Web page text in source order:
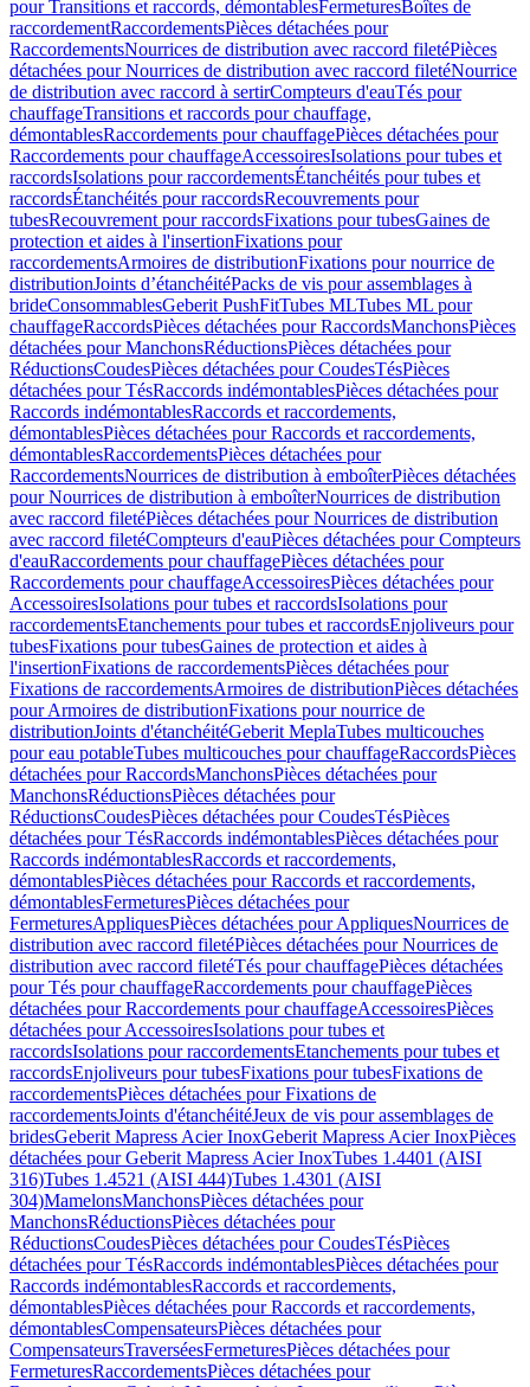
pour Transitions et raccords, démontablesFermeturesBoîtes de
raccordementRaccordementsPièces détachées pour
RaccordementsNourrices de distribution avec raccord filetéPièces
détachées pour Nourrices de distribution avec raccord filetéNourrice
de distribution avec raccord à sertirCompteurs d'eauTés pour
chauffageTransitions et raccords pour chauffage,
démontablesRaccordements pour chauffagePièces détachées pour
Raccordements pour chauffageAccessoiresIsolations pour tubes et
raccordsIsolations pour raccordementsÉtanchéités pour tubes et
raccordsÉtanchéités pour raccordsRecouvrements pour
tubesRecouvrement pour raccordsFixations pour tubesGaines de
protection et aides à l'insertionFixations pour
raccordementsArmoires de distributionFixations pour nourrice de
distributionJoints d’étanchéitéPacks de vis pour assemblages à
brideConsommablesGeberit PushFitTubes MLTubes ML pour
chauffageRaccordsPièces détachées pour RaccordsManchonsPièces
détachées pour ManchonsRéductionsPièces détachées pour
RéductionsCoudesPièces détachées pour CoudesTésPièces
détachées pour TésRaccords indémontablesPièces détachées pour
Raccords indémontablesRaccords et raccordements,
démontablesPièces détachées pour Raccords et raccordements,
démontablesRaccordementsPièces détachées pour
RaccordementsNourrices de distribution à emboîterPièces détachées
pour Nourrices de distribution à emboîterNourrices de distribution
avec raccord filetéPièces détachées pour Nourrices de distribution
avec raccord filetéCompteurs d'eauPièces détachées pour Compteurs
d'eauRaccordements pour chauffagePièces détachées pour
Raccordements pour chauffageAccessoiresPièces détachées pour
AccessoiresIsolations pour tubes et raccordsIsolations pour
raccordementsEtanchements pour tubes et raccordsEnjoliveurs pour
tubesFixations pour tubesGaines de protection et aides à
l'insertionFixations de raccordementsPièces détachées pour
Fixations de raccordementsArmoires de distributionPièces détachées
pour Armoires de distributionFixations pour nourrice de
distributionJoints d'étanchéitéGeberit MeplaTubes multicouches
pour eau potableTubes multicouches pour chauffageRaccordsPièces
détachées pour RaccordsManchonsPièces détachées pour
ManchonsRéductionsPièces détachées pour
RéductionsCoudesPièces détachées pour CoudesTésPièces
détachées pour TésRaccords indémontablesPièces détachées pour
Raccords indémontablesRaccords et raccordements,
démontablesPièces détachées pour Raccords et raccordements,
démontablesFermeturesPièces détachées pour
FermeturesAppliquesPièces détachées pour AppliquesNourrices de
distribution avec raccord filetéPièces détachées pour Nourrices de
distribution avec raccord filetéTés pour chauffagePièces détachées
pour Tés pour chauffageRaccordements pour chauffagePièces
détachées pour Raccordements pour chauffageAccessoiresPièces
détachées pour AccessoiresIsolations pour tubes et
raccordsIsolations pour raccordementsEtanchements pour tubes et
raccordsEnjoliveurs pour tubesFixations pour tubesFixations de
raccordementsPièces détachées pour Fixations de
raccordementsJoints d'étanchéitéJeux de vis pour assemblages de
bridesGeberit Mapress Acier InoxGeberit Mapress Acier InoxPièces
détachées pour Geberit Mapress Acier InoxTubes 1.4401 (AISI
316)Tubes 1.4521 (AISI 444)Tubes 1.4301 (AISI
304)MamelonsManchonsPièces détachées pour
ManchonsRéductionsPièces détachées pour
RéductionsCoudesPièces détachées pour CoudesTésPièces
détachées pour TésRaccords indémontablesPièces détachées pour
Raccords indémontablesRaccords et raccordements,
démontablesPièces détachées pour Raccords et raccordements,
démontablesCompensateursPièces détachées pour
CompensateursTraverséesFermeturesPièces détachées pour
FermeturesRaccordementsPièces détachées pour